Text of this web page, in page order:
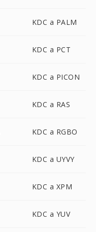
KDC a PALM
KDC a PCT
KDC a PICON
KDC a RAS
KDC a RGBO
KDC a UYVY
KDC a XPM
KDC a YUV